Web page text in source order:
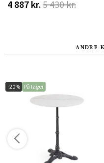
4 887 kr.5 430 kr.
ANDRE
-20% På lager